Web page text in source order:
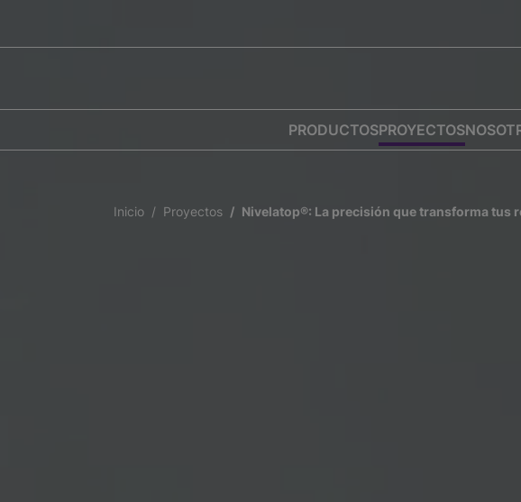
PRODUCTOSPROYECTOS
Inicio Proyectos Nivelatop®: La precisión que transforma tus